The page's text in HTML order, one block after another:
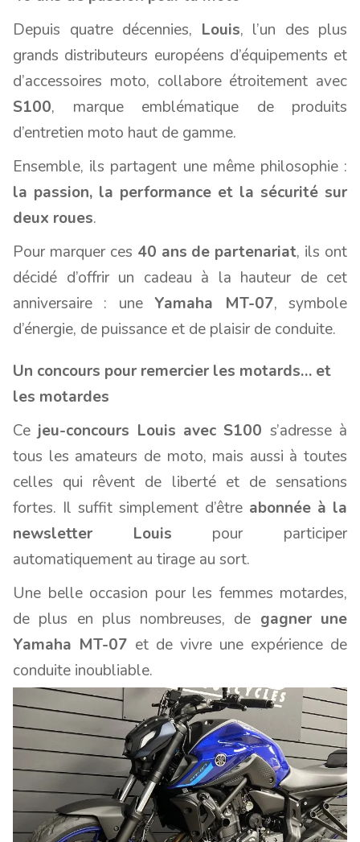
Depuis quatre décennies, Louis, l’un des plus
grands distributeurs européens d’équipements et
d’accessoires moto, collabore étroitement avec
S100, marque emblématique de produits
d’entretien moto haut de gamme.
Ensemble, ils partagent une même philosophie :
la passion, la performance et la sécurité sur
deux roues.
Pour marquer ces 40 ans de partenariat, ils ont
décidé d’offrir un cadeau à la hauteur de cet
anniversaire : uneYamaha MT-07, symbole
d’énergie, de puissance et de plaisir de conduite.
Un concours pour remercier les motards… et
les motardes
Cejeu-concours Louis avec S100 s’adresse à
tous les amateurs de moto, mais aussi à toutes
celles qui rêvent de liberté et de sensations
fortes. Il suffit simplement d’être abonnée à la
newsletter Louis pour participer
automatiquement au tirage au sort.
Une belle occasion pour les femmes motardes,
de plus en plus nombreuses, de gagner une
Yamaha MT-07 et de vivre une expérience de
conduite inoubliable.